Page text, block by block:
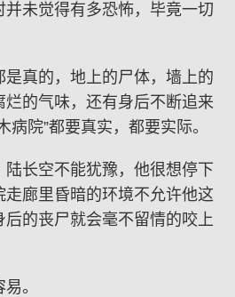
并未觉得有多恐怖，毕竟一切
是真的，地上的尸体，墙上的
的气味，还有身后不断追来
病院”都要真实，都要实际。
陆长空不能犹豫，他很想停下
廊里昏暗的环境不允许他这
的丧尸就会毫不留情的咬上
。